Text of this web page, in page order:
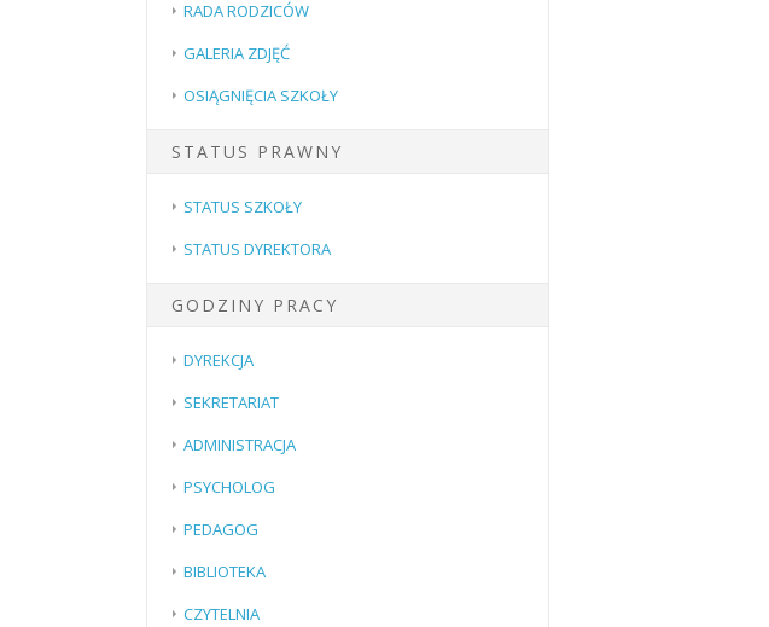
RADA RODZICÓW
GALERIA ZDJĘĆ
OSIĄGNIĘCIA SZKOŁY
STATUS PRAWNY
STATUS SZKOŁY
STATUS DYREKTORA
GODZINY PRACY
DYREKCJA
SEKRETARIAT
ADMINISTRACJA
PSYCHOLOG
PEDAGOG
BIBLIOTEKA
CZYTELNIA